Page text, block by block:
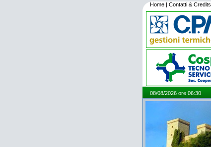
Home | Contatti & Credits
08/08/2026 ore 06:30